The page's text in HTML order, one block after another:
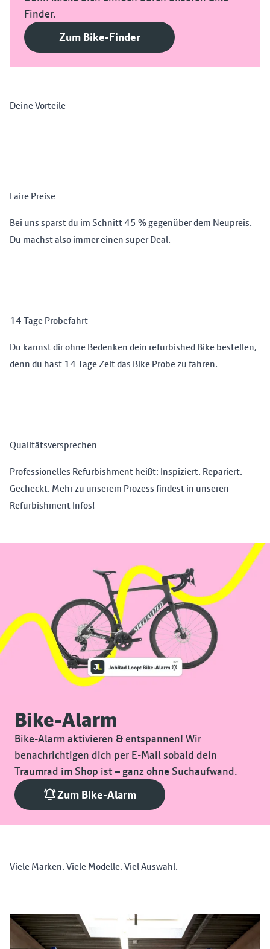
Finder.
Zum Bike-Finder
Deine Vorteile
Faire Preise
Bei uns sparst du im Schnitt 45 % gegenüber dem Neupreis.
Du machst also immer einen super Deal.
14 Tage Probefahrt
Du kannst dir ohne Bedenken dein refurbished Bike bestellen,
denn du hast 14 Tage Zeit das Bike Probe zu fahren.
Qualitätsversprechen
Professionelles Refurbishment heißt: Inspiziert. Repariert.
Gecheckt. Mehr zu unserem Prozess findest in unseren
Refurbishment Infos!
Bike-Alarm
Bike-Alarm aktivieren & entspannen! Wir
benachrichtigen dich per E-Mail sobald dein
Traumrad im Shop ist – ganz ohne Suchaufwand.
Zum Bike-Alarm
Viele Marken. Viele Modelle. Viel Auswahl.